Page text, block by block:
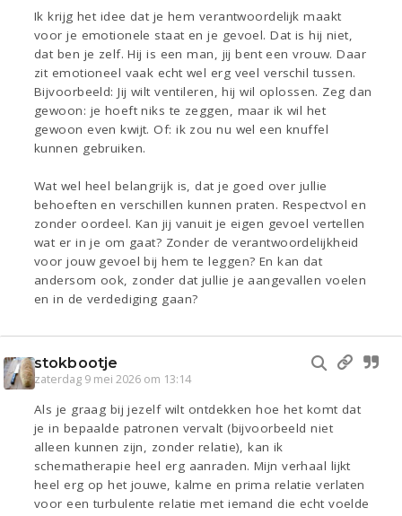
Ik krijg het idee dat je hem verantwoordelijk maakt
voor je emotionele staat en je gevoel. Dat is hij niet,
dat ben je zelf. Hij is een man, jij bent een vrouw. Daar
zit emotioneel vaak echt wel erg veel verschil tussen.
Bijvoorbeeld: Jij wilt ventileren, hij wil oplossen. Zeg dan
gewoon: je hoeft niks te zeggen, maar ik wil het
gewoon even kwijt. Of: ik zou nu wel een knuffel
kunnen gebruiken.
Wat wel heel belangrijk is, dat je goed over jullie
behoeften en verschillen kunnen praten. Respectvol en
zonder oordeel. Kan jij vanuit je eigen gevoel vertellen
wat er in je om gaat? Zonder de verantwoordelijkheid
voor jouw gevoel bij hem te leggen? En kan dat
andersom ook, zonder dat jullie je aangevallen voelen
en in de verdediging gaan?
stokbootje
zaterdag 9 mei 2026 om 13:14
Als je graag bij jezelf wilt ontdekken hoe het komt dat
je in bepaalde patronen vervalt (bijvoorbeeld niet
alleen kunnen zijn, zonder relatie), kan ik
schematherapie heel erg aanraden. Mijn verhaal lijkt
heel erg op het jouwe, kalme en prima relatie verlaten
voor een turbulente relatie met iemand die echt voelde